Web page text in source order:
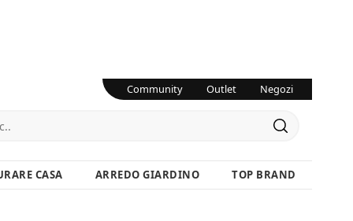
Community Outlet Negozi
CASA ARREDO GIARDINO TOP BRAND